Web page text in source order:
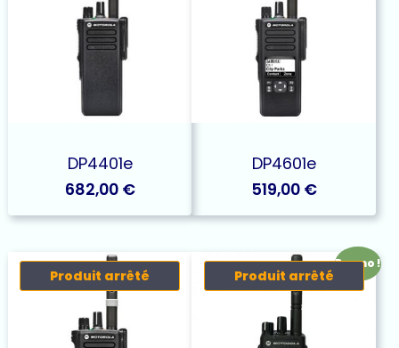
DP4401e
682,00 €
DP4601e
519,00 €
Produit arrêté
Promo !
Produit arrêté